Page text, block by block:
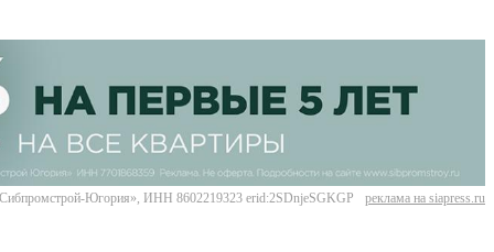
Югория», ИНН 8602219323 erid:2SDnjeSGKGP реклама на siapress.ru